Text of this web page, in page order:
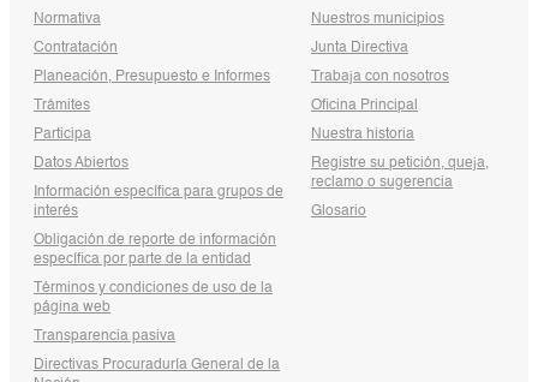
Normativa
Contratación
Planeación, Presupuesto e Informes
Trámites
Participa
Datos Abiertos
Información específica para grupos de
interés
Obligación de reporte de información
específica por parte de la entidad
Términos y condiciones de uso de la
página web
Transparencia pasiva
Directivas Procuraduría General de la
Nuestros municipios
Junta Directiva
Trabaja con nosotros
Oficina Principal
Nuestra historia
Registre su petición, queja,
reclamo o sugerencia
Glosario